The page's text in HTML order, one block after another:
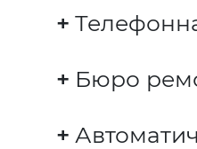
+
+Бюро
+